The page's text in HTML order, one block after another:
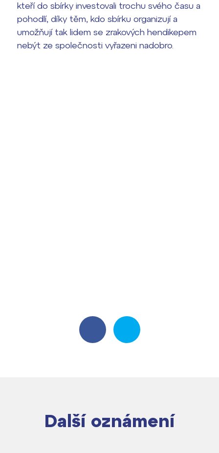
kteří do sbírky investovali trochu svého času a
pohodlí, díky těm, kdo sbírku organizují a
umožňují tak lidem se zrakových hendikepem
nebýt ze společnosti vyřazeni nadobro.
Další oznámení